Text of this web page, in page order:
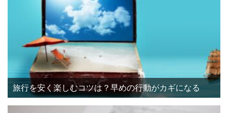
旅行を安く楽しむコツは？早めの行動がカギになる